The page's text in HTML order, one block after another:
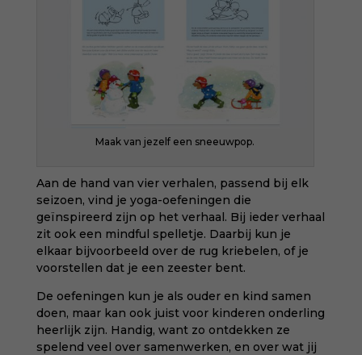
Maak van jezelf een sneeuwpop.
Aan de hand van vier verhalen, passend bij elk
seizoen, vind je yoga-oefeningen die
geïnspireerd zijn op het verhaal. Bij ieder verhaal
zit ook een mindful spelletje. Daarbij kun je
elkaar bijvoorbeeld over de rug kriebelen, of je
voorstellen dat je een zeester bent.
De oefeningen kun je als ouder en kind samen
doen, maar kan ook juist voor kinderen onderling
heerlijk zijn. Handig, want zo ontdekken ze
spelend veel over samenwerken, en over wat jij